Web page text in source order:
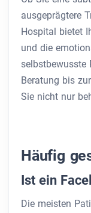
ausgeprägtere
Hospital bietet
und die
selbstbewusste
Beratung bis
Sie nicht nur
Häufig
Ist ein
Die meisten